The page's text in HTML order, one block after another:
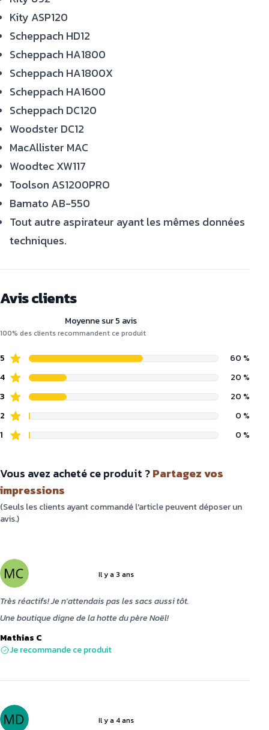
Kity ASP120
Scheppach HD12
Scheppach HA1800
Scheppach HA1800X
Scheppach HA1600
Scheppach DC120
Woodster DC12
MacAllister MAC
Woodtec XW117
Toolson AS1200PRO
Bamato AB-550
Tout autre aspirateur ayant les mêmes données
techniques.
Avis clients
Moyenne sur 5 avis
100% des clients recommandent ce produit
5
60 %
4
20 %
3
20 %
2
0 %
1
0 %
Vous avez acheté ce produit ?Partagez vos
impressions
(Seuls les clients ayant commandé l'article peuvent déposer un
avis.)
Il y a 3 ans
Très réactifs! Je n'attendais pas les sacs aussi tôt.
Une boutique digne de la hotte du père Noël!
Mathias C
Je recommande ce produit
Il y a 4 ans